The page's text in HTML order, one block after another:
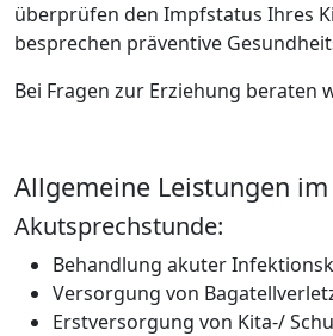
überprüfen den Impfstatus Ihres
besprechen präventive
Bei Fragen zur Erziehung beraten
Allgemeine Leistungen
Akutsprechstunde:
Behandlung akuter
Versorgung von
Erstversorgung von Kita-/